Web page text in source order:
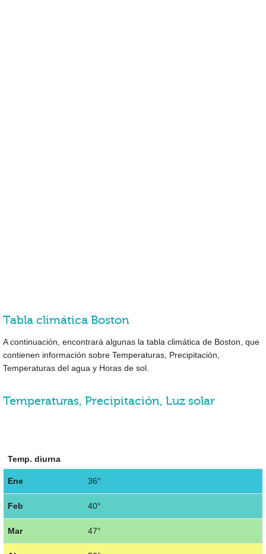
Tabla climática Boston
A continuación, encontrará algunas la tabla climática de Boston, que
contienen información sobre Temperaturas, Precipitación,
Temperaturas del agua y Horas de sol.
Temperaturas, Precipitación, Luz solar
Temp. diurna
Ene 36°
Feb 40°
Mar 47°